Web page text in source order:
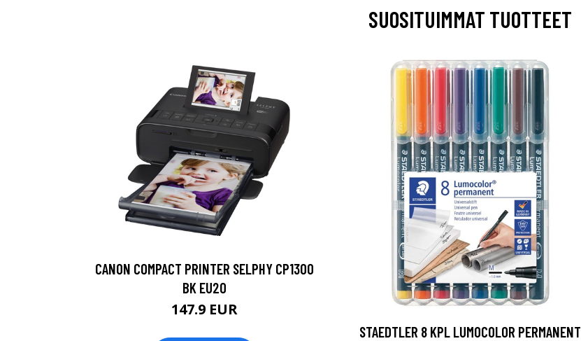
SUOSITUIMMAT TUOTTEET
CANON COMPACT PRINTER SELPHY CP1300
BK EU20
147.9 EUR
STAEDTLER 8 KPL LUMOCOLOR PERMANENT